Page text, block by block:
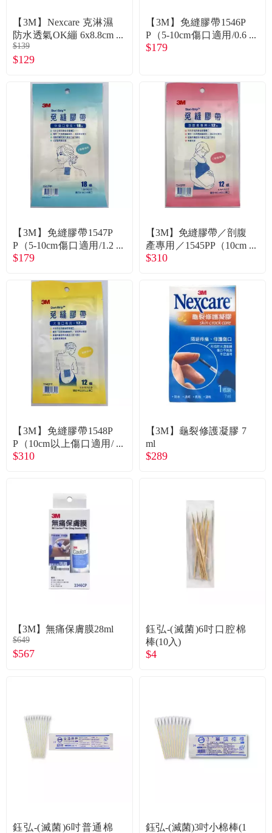
常見問題
折價券、紅利說明
【3M】Nexcare 克淋濕
防水透氣OK繃 6x8.8cm
（5片／盒）
$139
$129
【3M】免縫膠帶1546P
P（5-10cm傷口適用/0.6
x10cm/30條）
$179
【3M】免縫膠帶1547P
P（5-10cm傷口適用/1.2
x10cm/18條）
$179
【3M】免縫膠帶／剖腹
產專用／1545PP（10cm
以上傷口適用/5.5x4.5c
$310
【3M】免縫膠帶1548P
P（10cm以上傷口適用/
2.5x12.5cm/12條）
$310
【3M】龜裂修護凝膠 7
ml
$289
【3M】無痛保膚膜28ml
$649
$567
鈺弘-(滅菌)6吋口腔棉
棒(10入)
$4
鈺弘-(滅菌)6吋普通棉 鈺弘-(滅菌)3吋小棉棒(1